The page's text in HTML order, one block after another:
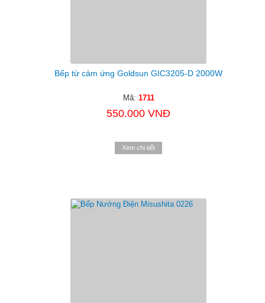
Bếp từ cảm ứng Goldsun GIC3205-D 2000W
Mã: 1711
550.000 VNĐ
Xem chi tiết